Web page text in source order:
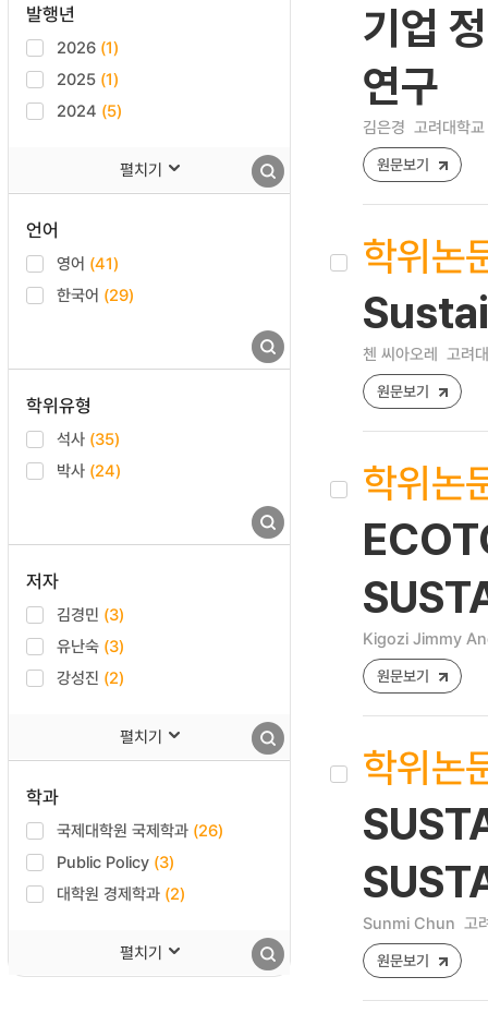
발행년
2026 (1)
2025 (1)
2024 (5)
펼치기
언어
영어 (41)
한국어 (29)
학위유형
석사 (35)
박사 (24)
저자
김경민 (3)
유난숙 (3)
강성진 (2)
펼치기
학과
국제대학원 국제학과 (26)
Public Policy (3)
대학원 경제학과 (2)
펼치기
기업
연구
김은경 고려대학
원문보기
학위논
첸 씨아오레 고려
원문보기
학위논
Kigozi Jimmy
원문보기
학위논
Sunmi Chun 고
원문보기